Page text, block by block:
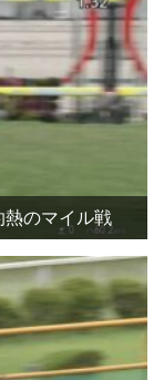
熱のマイル戦